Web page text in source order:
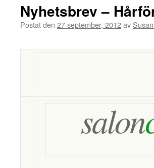
Nyhetsbrev –
Postat den 27 september, 2012av
salon